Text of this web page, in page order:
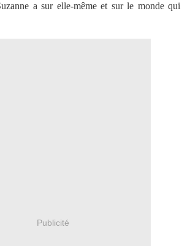
a sur elle-même et sur le monde qui
Publicité